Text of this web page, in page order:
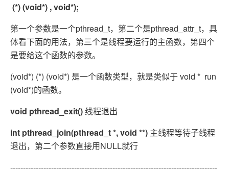
(*) (void*) , void*);
第一个参数是一个pthread_t，第二个是pthread_attr_t，具
体看下面的用法，第三个是线程要运行的主函数，第四个
是要给这个函数的参数。
(void*) (*) (void*) 是一个函数类型，就是类似于 void * run
(void*)的函数。
void pthread_exit()线程退出
int pthread_join(pthread_t *, void **) 主线程等待子线程
退出，第二个参数直接用NULL就行
---------------------------------------------------------------------------------